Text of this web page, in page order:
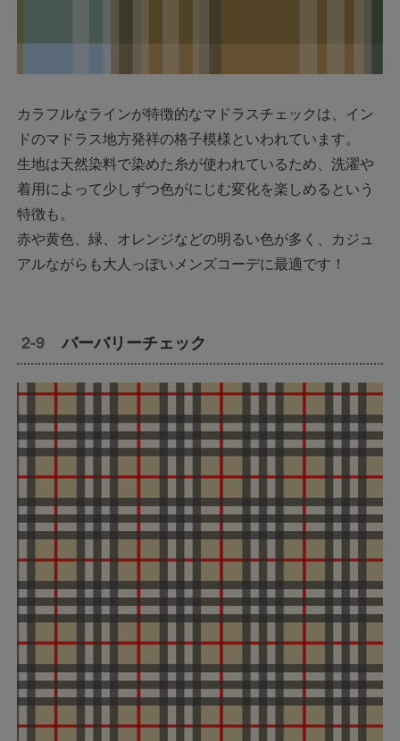
カラフルなラインが特徴的なマドラスチェックは、イン
ドのマドラス地方発祥の格子模様といわれています。
生地は天然染料で染めた糸が使われているため、洗濯や
着用によって少しずつ色がにじむ変化を楽しめるという
特徴も。
赤や黄色、緑、オレンジなどの明るい色が多く、カジュ
アルながらも大人っぽいメンズコーデに最適です！
バーバリーチェック